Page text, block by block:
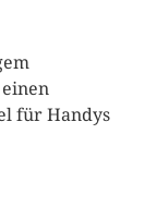
für Handys